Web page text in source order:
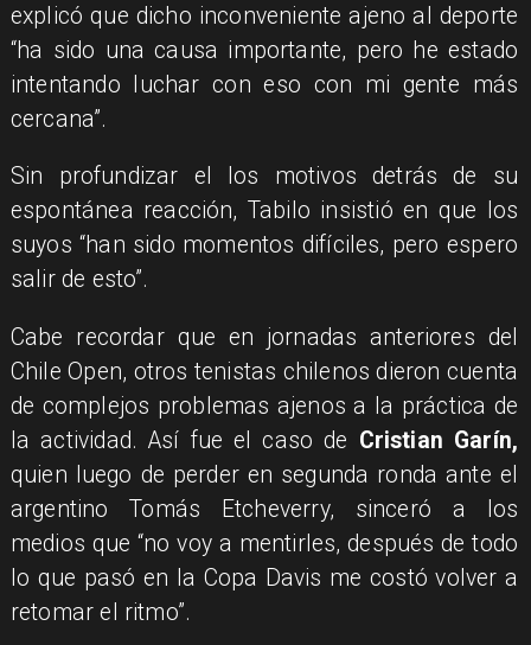
explicó que dicho inconveniente ajeno al deporte
“ha sido una causa importante, pero he estado
intentando luchar con eso con mi gente más
cercana”.
Sin profundizar el los motivos detrás de su
espontánea reacción, Tabilo insistió en que los
suyos “han sido momentos difíciles, pero espero
salir de esto”.
Cabe recordar que en jornadas anteriores del
Chile Open, otros tenistas chilenos dieron cuenta
de complejos problemas ajenos a la práctica de
la actividad. Así fue el caso de Cristian Garín,
quien luego de perder en segunda ronda ante el
argentino Tomás Etcheverry, sinceró a los
medios que “no voy a mentirles, después de todo
lo que pasó en la Copa Davis me costó volver a
retomar el ritmo”.